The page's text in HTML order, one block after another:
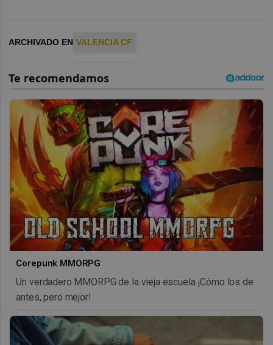
ARCHIVADO EN VALENCIA CF
Corepunk MMORPG
Un verdadero MMORPG de la vieja escuela ¡Cómo los de
antes, pero mejor!